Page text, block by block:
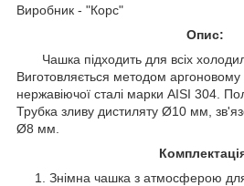
Виробник - "Корс"
Опис:
Чашка підходить для всіх
Виготовляється методом
нержавіючої сталі марки AISI 304.
Трубка зливу дистиляту Ø10 мм,
Ø8 мм.
Знімна чашка з атмосферою